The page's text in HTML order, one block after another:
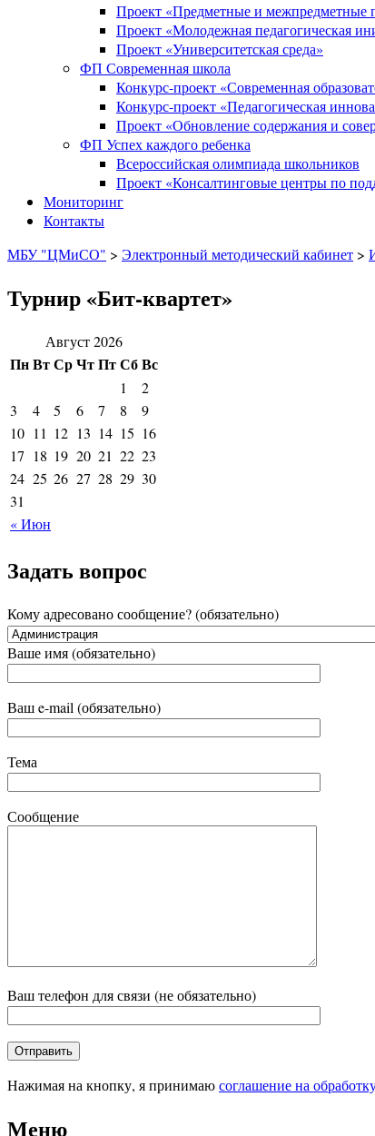
Проект «Предметные и межпредметные
Проект «Молодежная педагогическая
Проект «Университетская среда»
ФП Современная школа
Конкурс-проект «Современная
Конкурс-проект «Педагогическая
Проект «Обновление содержания и
ФП Успех каждого ребенка
Всероссийская олимпиада школьников
Проект «Консалтинговые центры по
Мониторинг
Контакты
МБУ "ЦМиСО" > Электронный методический кабинет >
Турнир «Бит-квартет»
Август 2026
ПнВтСрЧтПтСбВс
« Июн
1
2
3
4 5 6 7 8
9
10 11 12 13 14 15 16
17 18 19 20 21 22 23
24 25 26 27 28 29 30
31
Задать вопрос
Кому адресовано сообщение? (обязательно)
Ваше имя (обязательно)
Ваш e-mail (обязательно)
Тема
Сообщение
Ваш телефон для связи (не обязательно)
Нажимая на кнопку, я принимаюсоглашение на
Меню